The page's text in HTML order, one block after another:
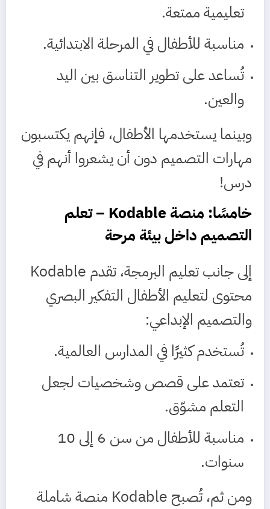
تعليمية ممتعة.
مناسبة للأطفال في المرحلة الابتدائية.
تُساعد على تطوير التناسق بين اليد
والعين.
وبينما يستخدمها الأطفال، فإنهم يكتسبون
مهارات التصميم دون أن يشعروا أنهم في
درس!
خامسًا: منصةKodable – تعلم
التصميم داخل بيئة مرحة
إلى جانب تعليم البرمجة، تقدم Kodable
محتوى لتعليم الأطفال التفكير البصري
والتصميم الإبداعي:
تُستخدم كثيرًا في المدارس العالمية.
تعتمد على قصص وشخصيات لجعل
التعلم مشوّق.
مناسبة للأطفال من سن 6 إلى 10
سنوات.
ومن ثم، تُصبح Kodable منصة شاملة